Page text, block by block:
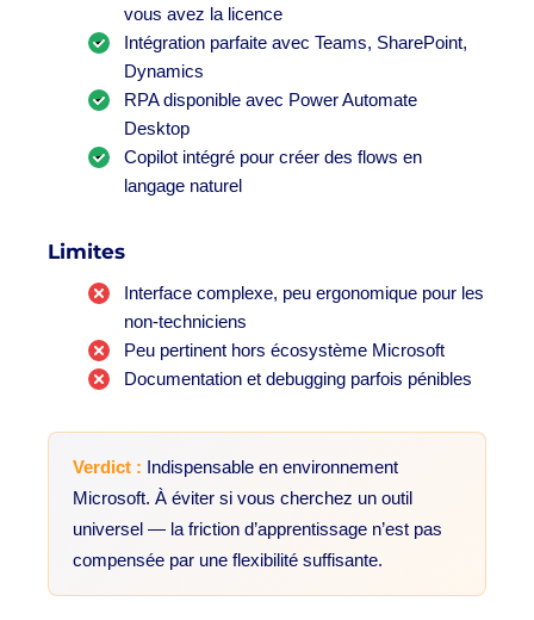
vous avez la licence
Intégration parfaite avec Teams, SharePoint,
Dynamics
RPA disponible avec Power Automate
Desktop
Copilot intégré pour créer des flows en
langage naturel
Limites
Interface complexe, peu ergonomique pour les
non-techniciens
Peu pertinent hors écosystème Microsoft
Documentation et debugging parfois pénibles
Verdict : Indispensable en environnement
Microsoft. À éviter si vous cherchez un outil
universel — la friction d’apprentissage n’est pas
compensée par une flexibilité suffisante.